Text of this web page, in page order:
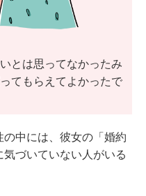
とは思ってなかったみ
てもらえてよかったで
中には、彼女の「婚約
づいていない人がいる